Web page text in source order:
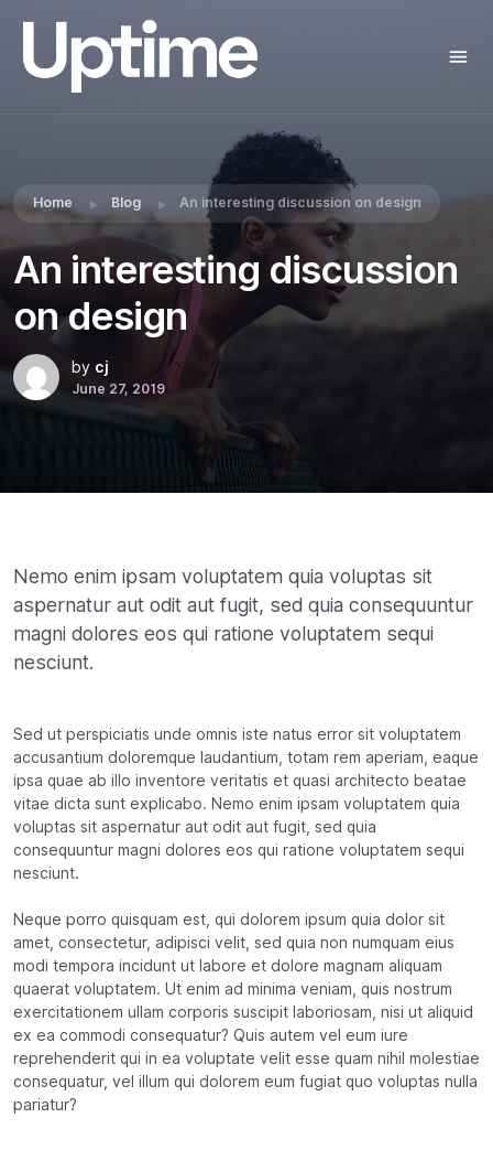
Home Blog An interesting discussion on design
An interesting discussion
on design
by cj
June 27, 2019
Nemo enim ipsam voluptatem quia voluptas sit
aspernatur aut odit aut fugit, sed quia consequuntur
magni dolores eos qui ratione voluptatem sequi
nesciunt.
Sed ut perspiciatis unde omnis iste natus error sit voluptatem
accusantium doloremque laudantium, totam rem aperiam, eaque
ipsa quae ab illo inventore veritatis et quasi architecto beatae
vitae dicta sunt explicabo. Nemo enim ipsam voluptatem quia
voluptas sit aspernatur aut odit aut fugit, sed quia
consequuntur magni dolores eos qui ratione voluptatem sequi
nesciunt.
Neque porro quisquam est, qui dolorem ipsum quia dolor sit
amet, consectetur, adipisci velit, sed quia non numquam eius
modi tempora incidunt ut labore et dolore magnam aliquam
quaerat voluptatem. Ut enim ad minima veniam, quis nostrum
exercitationem ullam corporis suscipit laboriosam, nisi ut aliquid
ex ea commodi consequatur? Quis autem vel eum iure
reprehenderit qui in ea voluptate velit esse quam nihil molestiae
consequatur, vel illum qui dolorem eum fugiat quo voluptas nulla
pariatur?